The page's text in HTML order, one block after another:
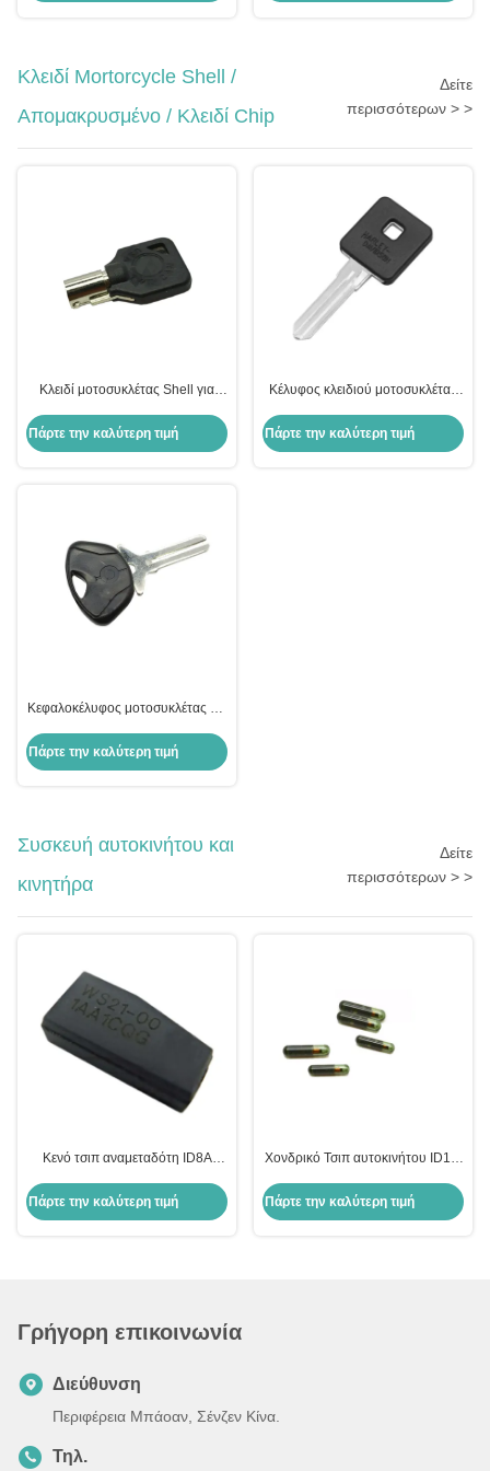
Κλειδί Mortorcycle Shell /
Απομακρυσμένο / Κλειδί Chip
Δείτε
περισσότερων > >
Κλειδί μοτοσυκλέτας Shell για
για US H-arley μοτοσυκλέτα
Πάρτε την καλύτερη τιμή
Κέλυφος κλειδιού μοτοσυκλέτας
Davidson Keyblade με διπλές
υποδοχές δεξιά
Πάρτε την καλύτερη τιμή
Κεφαλοκέλυφος μοτοσυκλέτας για
αντικατάσταση Κεφαλοκέλυφος
Πάρτε την καλύτερη τιμή
Συσκευή αυτοκινήτου και
κινητήρα
Δείτε
περισσότερων > >
Κενό τσιπ αναμεταδότη ID8A
αυτοκινήτου Τσιπ για Toyota
Πάρτε την καλύτερη τιμή
Χονδρικό Τσιπ αυτοκινήτου ID13-
αντιδραστήρα Honda
Αντικατάσταση θήκης κλειδιού
Πάρτε την καλύτερη τιμή
Γρήγορη επικοινωνία
Διεύθυνση
Περιφέρεια Μπάοαν, Σένζεν Κίνα.
Τηλ.